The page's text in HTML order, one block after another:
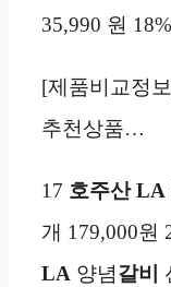
35,990 원
[제품비교정
추천상품…
17 호주산 LA
개 179,000원
LA 양념갈비